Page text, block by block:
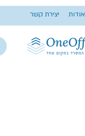
יצירת קשר אודות